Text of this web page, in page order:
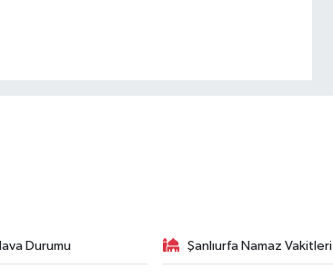
Durumu Şanlıurfa Namaz Vakitleri